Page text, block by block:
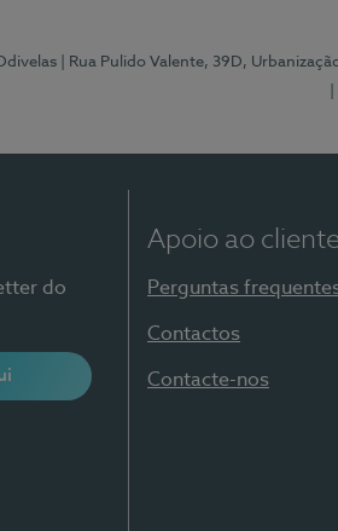
| Rua Pulido Valente, 39D,
do
Apoio ao cliente
Perguntas
Contactos
Contacte-nos